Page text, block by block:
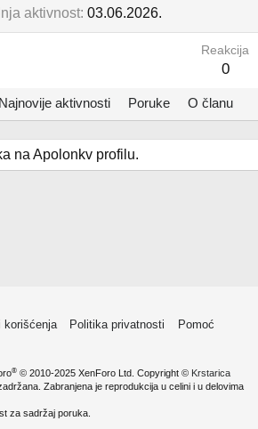
aktivnost 03.06.2026.
Reakcija
0
Najnovije aktivnosti Poruke O članu
na Apolonkv profilu.
korišćenja Politika privatnosti
Pomoć
® © 2010-2025 XenForo Ltd. Copyright © Krstarica
Zabranjena je reprodukcija u celini i u delovima
za sadržaj poruka.